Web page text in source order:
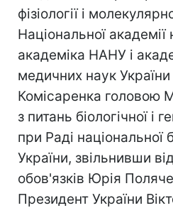
фізіології і
Національної академії
академіка НАНУ і
медичних наук України
Комісаренка головою
з питань біологічної і
при Раді національної
України, звільнивши
обов'язків Юрія
Президент України